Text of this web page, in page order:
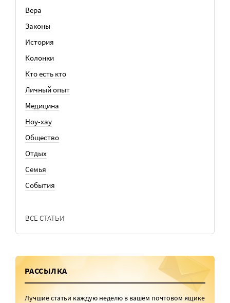
Вера
Законы
История
Колонки
Кто есть кто
Личный опыт
Медицина
Ноу-хау
Общество
Отдых
Семья
События
ВСЕ СТАТЬИ
РАССЫЛКА
Лучшие статьи каждую неделю в вашем почтовом ящике